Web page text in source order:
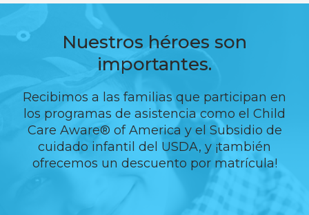
Nuestros héroes son
importantes.
Recibimos a las familias que participan en
los programas de asistencia como el Child
Care Aware® of America y el Subsidio de
cuidado infantil del USDA, y ¡también
ofrecemos un descuento por matrícula!